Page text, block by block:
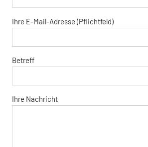
Ihre E-Mail-Adresse (Pflichtfeld)
Betreff
Ihre Nachricht